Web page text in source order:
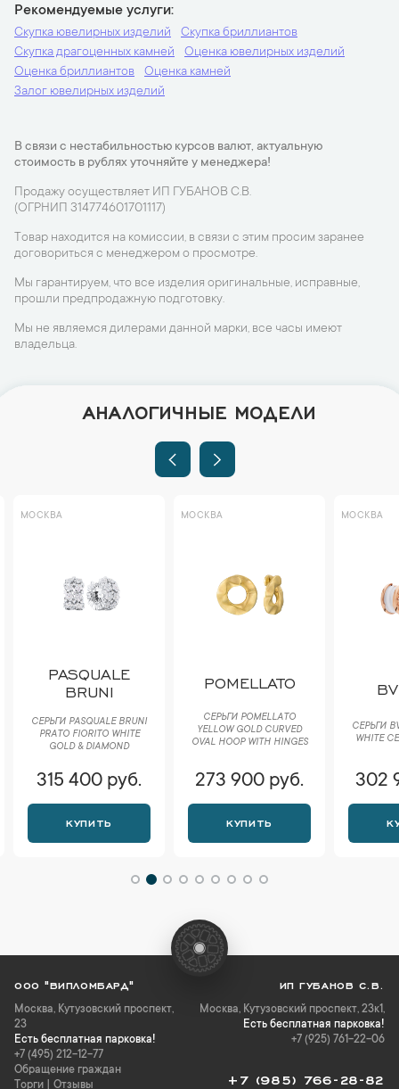
Рекомендуемые услуги
Скупка ювелирных изделий
Скупка бриллиантов
Скупка драгоценных камней
Оценка ювелирных изделий
Оценка бриллиантов
Оценка камней
Залог ювелирных изделий
В связи с нестабильностью курсов валют, актуальную
стоимость в рублях уточняйте у менеджера!
Продажу осуществляет ИП ГУБАНОВ С.В.
(ОГРНИП 314774601701117)
Товар находится на комиссии, в связи с этим просим заранее
договориться с менеджером о просмотре.
Мы гарантируем, что все изделия оригинальные, исправные,
прошли предпродажную подготовку.
Мы не являемся дилерами данной марки, все часы имеют
владельца.
АНАЛОГИЧНЫЕ МОДЕЛИ
МОСКВА
PASQUALE
BRUNI
СЕРЬГИ PASQUALE BRUNI
РRАTО FIORITO WHITE
GOLD & DIAMOND
315 400 руб.
КУПИТЬ
МОСКВА
POMELLATO
СЕРЬГИ POMELLATO
YELLOW GOLD CURVED
OVAL HOOP WITH HINGES
273 900 руб.
КУПИТЬ
МОСКВА
СЕРЬГИ
WHITE
302
ООО "ВИПЛОМБАРД"
Москва, Кутузовский проспект,
23
Есть бесплатная парковка!
+7 (495) 212-12-77
Обращение граждан
Торги
Отзывы
ИП ГУБАНОВ С.В.
Москва, Кутузовский проспект, 23к1,
Есть бесплатная парковка!
+7 (925) 761-22-06
+7 (985) 766-28-82